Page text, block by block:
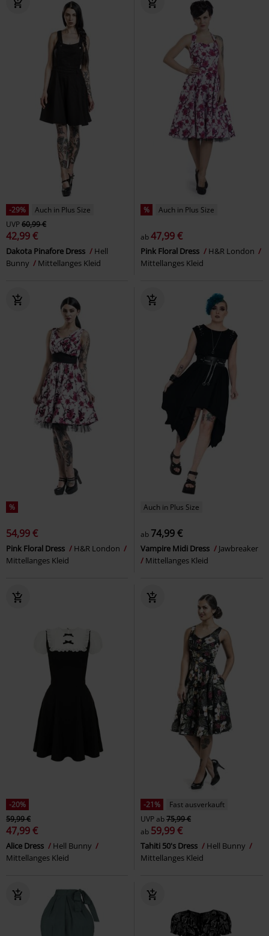
-29%
Auch in Plus Size
UVP60,99 €
42,99 €
Dakota Pinafore Dress
Hell
Bunny
Mittellanges Kleid
% Auch in Plus Size
ab47,99 €
Pink Floral Dress
H&R London
Mittellanges Kleid
%
54,99 €
Pink Floral Dress
H&R London
Mittellanges Kleid
Auch in Plus Size
ab 74,99 €
Vampire Midi Dress
Jawbreaker
Mittellanges Kleid
-20%
59,99 €
47,99 €
Alice Dress
Hell Bunny
Mittellanges Kleid
-21%
Fast ausverkauft
UVPab75,99 €
ab 59,99 €
Tahiti 50's Dress
Hell Bunny
Mittellanges Kleid